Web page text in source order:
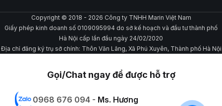
Copyright © 2018 - 2026 Công ty TNHH Marin Việt Nam
Giấy phép kinh doanh số 0109095994 do sở kế hoạch và đầu tư thành phố
Hà Nội cấp lần đầu ngày 24/02/2020
Địa chỉ đăng ký trụ sở chính: Thôn Văn Lãng, Xã Phú Xuyên, Thành phố Hà Nội
Gọi/Chat ngay để được hỗ trợ
0968 676 094 - Ms. Hương